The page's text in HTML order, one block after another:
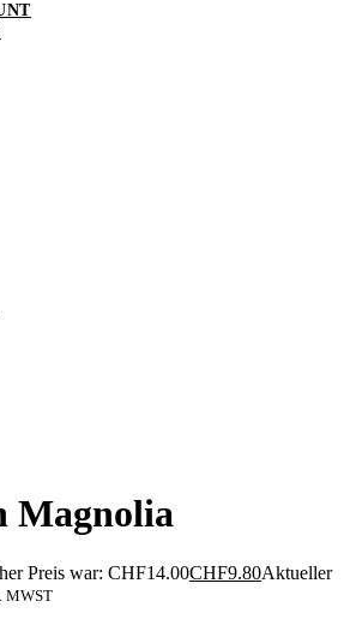
Magnolia
Preis war: CHF14.00CHF9.80Aktueller
MWST